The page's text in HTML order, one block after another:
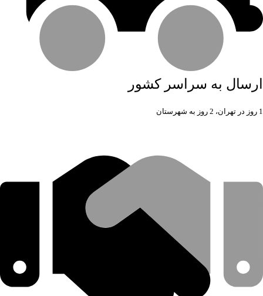
ارسال به سراسر کشور
1 روز در تهران، 2 روز به شهرستان